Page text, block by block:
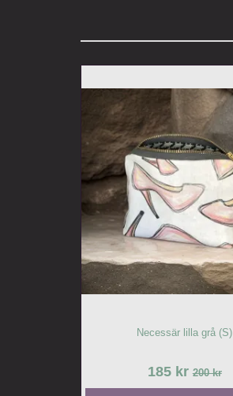
Necessär lilla grå (S)
185 kr200 kr